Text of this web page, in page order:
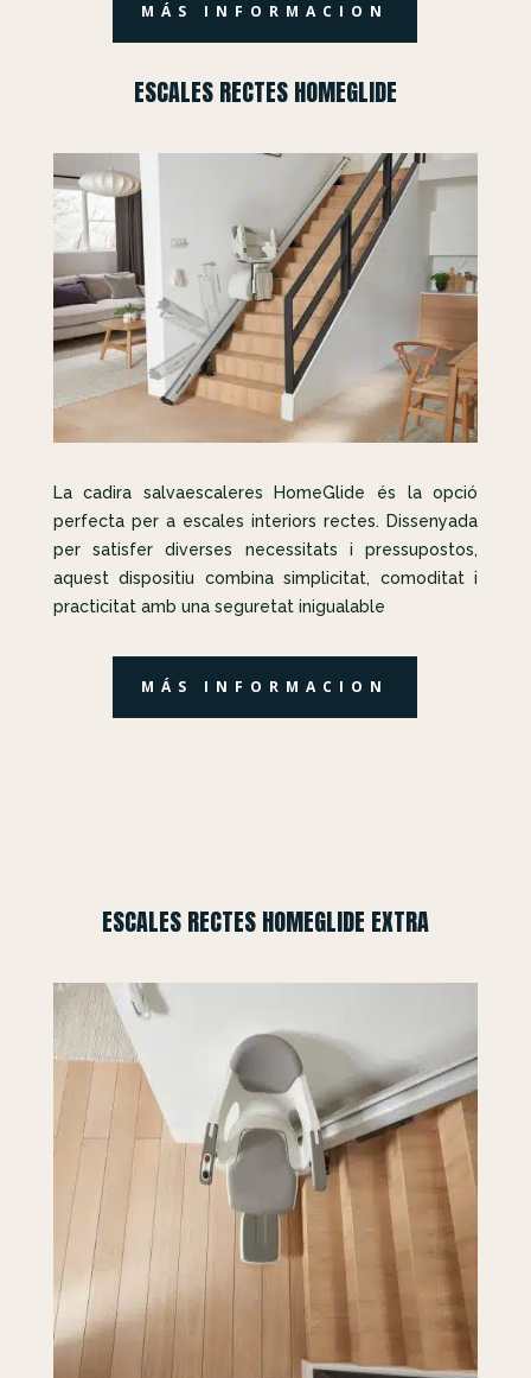
MÁS INFORMACION
ESCALES RECTES HOMEGLIDE
La cadira salvaescaleres HomeGlide és la opció
perfecta per a escales interiors rectes. Dissenyada
per satisfer diverses necessitats i pressupostos,
aquest dispositiu combina simplicitat, comoditat i
practicitat amb una seguretat inigualable
MÁS INFORMACION
ESCALES RECTES HOMEGLIDE EXTRA